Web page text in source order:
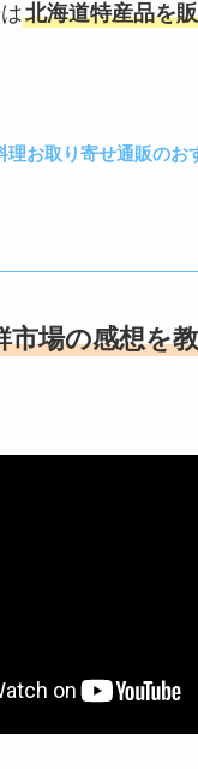
北海道特産品を
理お取り寄せ通販のお
市場の感想を